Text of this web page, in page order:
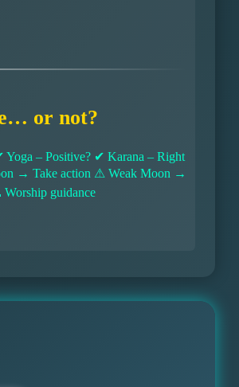
or not?
– Positive? ✔ Karana – Right
→ Take action ⚠ Weak Moon →
guidance